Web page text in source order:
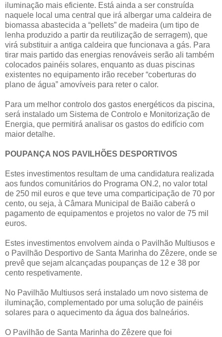
iluminação mais eficiente. Está ainda a ser construída
naquele local uma central que irá albergar uma caldeira de
biomassa abastecida a “pellets” de madeira (um tipo de
lenha produzido a partir da reutilização de serragem), que
virá substituir a antiga caldeira que funcionava a gás. Para
tirar mais partido das energias renováveis serão ali também
colocados painéis solares, enquanto as duas piscinas
existentes no equipamento irão receber “coberturas do
plano de água” amovíveis para reter o calor.
Para um melhor controlo dos gastos energéticos da piscina,
será instalado um Sistema de Controlo e Monitorização de
Energia, que permitirá analisar os gastos do edifício com
maior detalhe.
POUPANÇA NOS PAVILHÕES DESPORTIVOS
Estes investimentos resultam de uma candidatura realizada
aos fundos comunitários do Programa ON.2, no valor total
de 250 mil euros e que teve uma comparticipação de 70 por
cento, ou seja, à Câmara Municipal de Baião caberá o
pagamento de equipamentos e projetos no valor de 75 mil
euros.
Estes investimentos envolvem ainda o Pavilhão Multiusos e
o Pavilhão Desportivo de Santa Marinha do Zêzere, onde se
prevê que sejam alcançadas poupanças de 12 e 38 por
cento respetivamente.
No Pavilhão Multiusos será instalado um novo sistema de
iluminação, complementado por uma solução de painéis
solares para o aquecimento da água dos balneários.
O Pavilhão de Santa Marinha do Zêzere que foi